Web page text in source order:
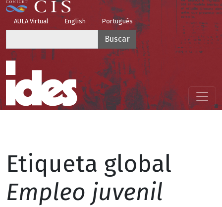
Pasar al contenido principal
Top Menu
AULA Virtual English Português
Menú principal
Etiqueta global
Empleo juvenil